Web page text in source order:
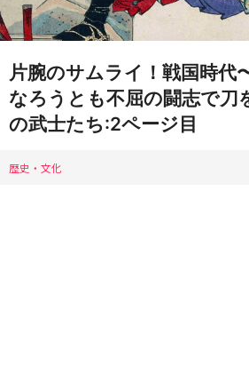
片腕のサムライ！戦国時代
なろうとも不屈の闘志で刀
の武士たち:2ページ目
歴史・文化